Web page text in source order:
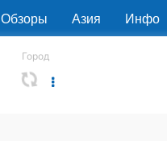
Обзоры Азия Инфо
Город